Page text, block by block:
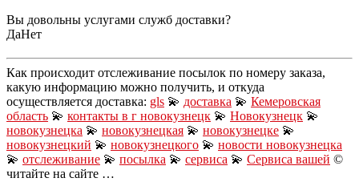
Вы довольны услугами служб доставки?
ДаНет
Как происходит отслеживание посылок по номеру заказа,
какую информацию можно получить, и откуда
осуществляется доставка: gls 💫 доставка 💫 Кемеровская
область 💫 контакты в г новокузнецк 💫 Новокузнецк 💫
новокузнецка 💫 новокузнецкая 💫 новокузнецке 💫
новокузнецкий 💫 новокузнецкого 💫 новости новокузнецка
💫 отслеживание 💫 посылка 💫 сервиса 💫 Сервиса вашей ©
читайте на сайте …